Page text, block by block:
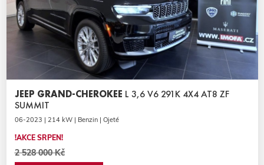
JEEP GRAND-CHEROKEE L 3,6 V6 291K 4X4 AT8 ZF
SUMMIT
06-2023 | 214 kW | Benzin | Ojeté
!AKCE SRPEN!
2 528 000 Kč